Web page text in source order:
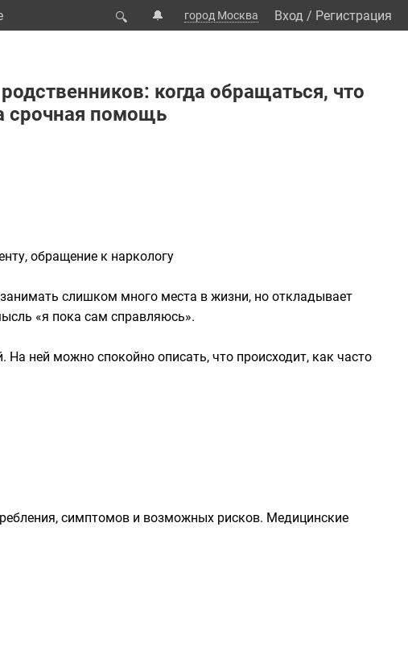
🔍 🔔 город Москва Вход / Регистрация
когда обращаться, что
срочная помощь
обращение к наркологу
слишком много места в жизни, но откладывает
«я пока сам справляюсь».
ней можно спокойно описать, что происходит, как часто
симптомов и возможных рисков. Медицинские